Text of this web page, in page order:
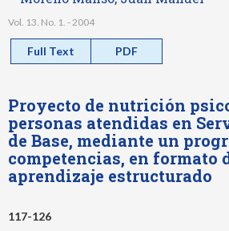
Vol. 13. No. 1. - 2004
Full Text PDF
Proyecto de nutrición
personas atendidas en
de Base, mediante un
competencias, en formato
aprendizaje estructurado
117-126